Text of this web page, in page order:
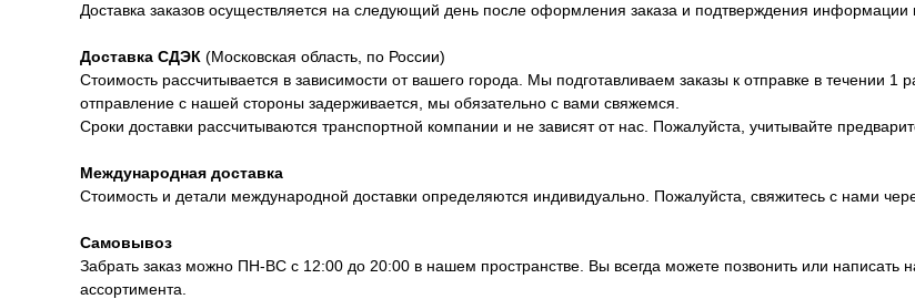
Доставка заказов осуществляется на следующий день после оформления заказа и подтверждения информации
Доставка СДЭК (Московская область, по России)
Стоимость рассчитывается в зависимости от вашего города. Мы подготавливаем заказы к отправке в течении
отправление с нашей стороны задерживается, мы обязательно с вами свяжемся.
Сроки доставки рассчитываются транспортной компании и не зависят от нас. Пожалуйста, учитывайте
Международная доставка
Стоимость и детали международной доставки определяются индивидуально. Пожалуйста, свяжитесь с нами
Самовывоз
Забрать заказ можно ПН-ВС с 12:00 до 20:00 в нашем пространстве. Вы всегда можете позвонить или написать
ассортимента.